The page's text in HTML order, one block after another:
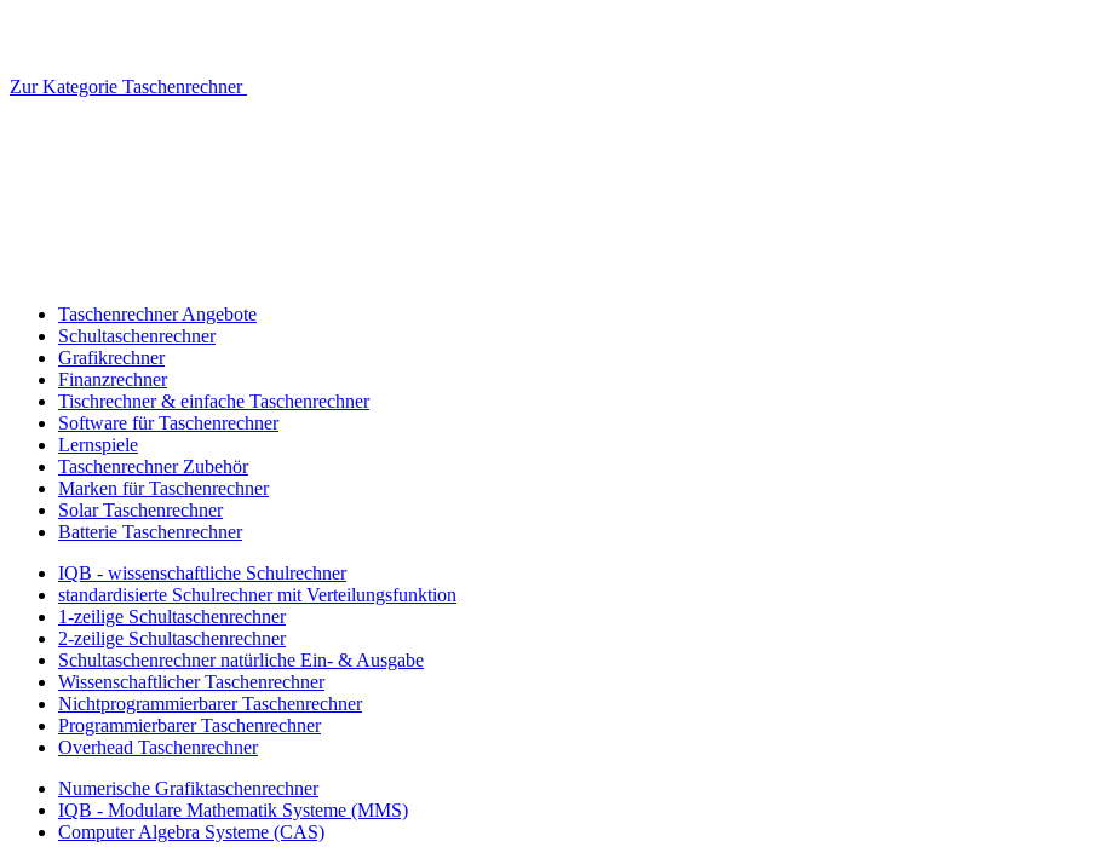
Zur Kategorie Taschenrechner
Taschenrechner Angebote
Schultaschenrechner
Grafikrechner
Finanzrechner
Tischrechner & einfache Taschenrechner
Software für Taschenrechner
Lernspiele
Taschenrechner Zubehör
Marken für Taschenrechner
Solar Taschenrechner
Batterie Taschenrechner
IQB - wissenschaftliche Schulrechner
standardisierte Schulrechner mit Verteilungsfunktion
1-zeilige Schultaschenrechner
2-zeilige Schultaschenrechner
Schultaschenrechner natürliche Ein- & Ausgabe
Wissenschaftlicher Taschenrechner
Nichtprogrammierbarer Taschenrechner
Programmierbarer Taschenrechner
Overhead Taschenrechner
Numerische Grafiktaschenrechner
IQB - Modulare Mathematik Systeme (MMS)
Computer Algebra Systeme (CAS)